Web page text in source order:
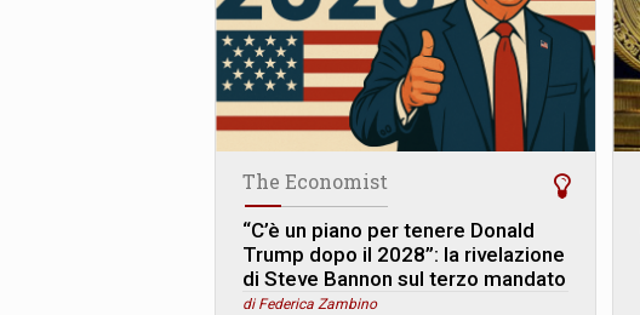
The Economist
“C’è un piano per tenere Donald
Trump dopo il 2028”: la rivelazione
di Steve Bannon sul terzo mandato
di Federica Zambino